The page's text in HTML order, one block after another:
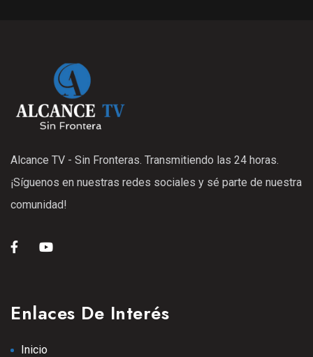
Alcance TV - Sin Fronteras. Transmitiendo las 24 horas.
¡Síguenos en nuestras redes sociales y sé parte de nuestra
comunidad!
Enlaces De Interés
Inicio